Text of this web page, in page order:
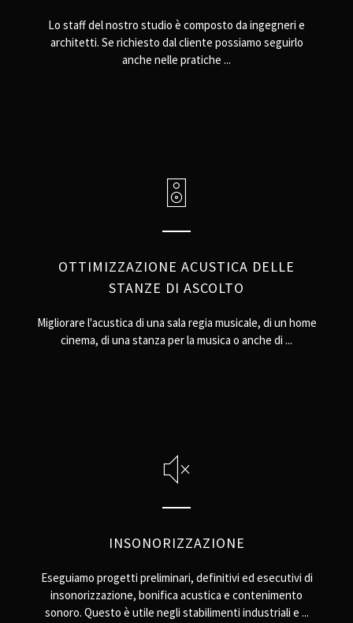
Lo staff del nostro studio è composto da ingegneri e
architetti. Se richiesto dal cliente possiamo seguirlo
anche nelle pratiche ...
OTTIMIZZAZIONE ACUSTICA DELLE
STANZE DI ASCOLTO
Migliorare l'acustica di una sala regia musicale, di un home
cinema, di una stanza per la musica o anche di ...
INSONORIZZAZIONE
Eseguiamo progetti preliminari, definitivi ed esecutivi di
insonorizzazione, bonifica acustica e contenimento
sonoro. Questo è utile negli stabilimenti industriali e ...